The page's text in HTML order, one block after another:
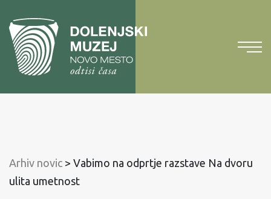
vsebinoNa
glavni
meni
Arhiv novic > Vabimo na odprtje razstave Na dvoru
ulita umetnost